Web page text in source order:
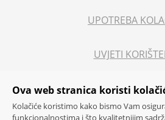
UPOTREBA
UVJETI
PRAVNE
Ova web stranica koristi
Kolačiće koristimo kako bismo Vam
funkcionalnostima i što kvalitetnijim